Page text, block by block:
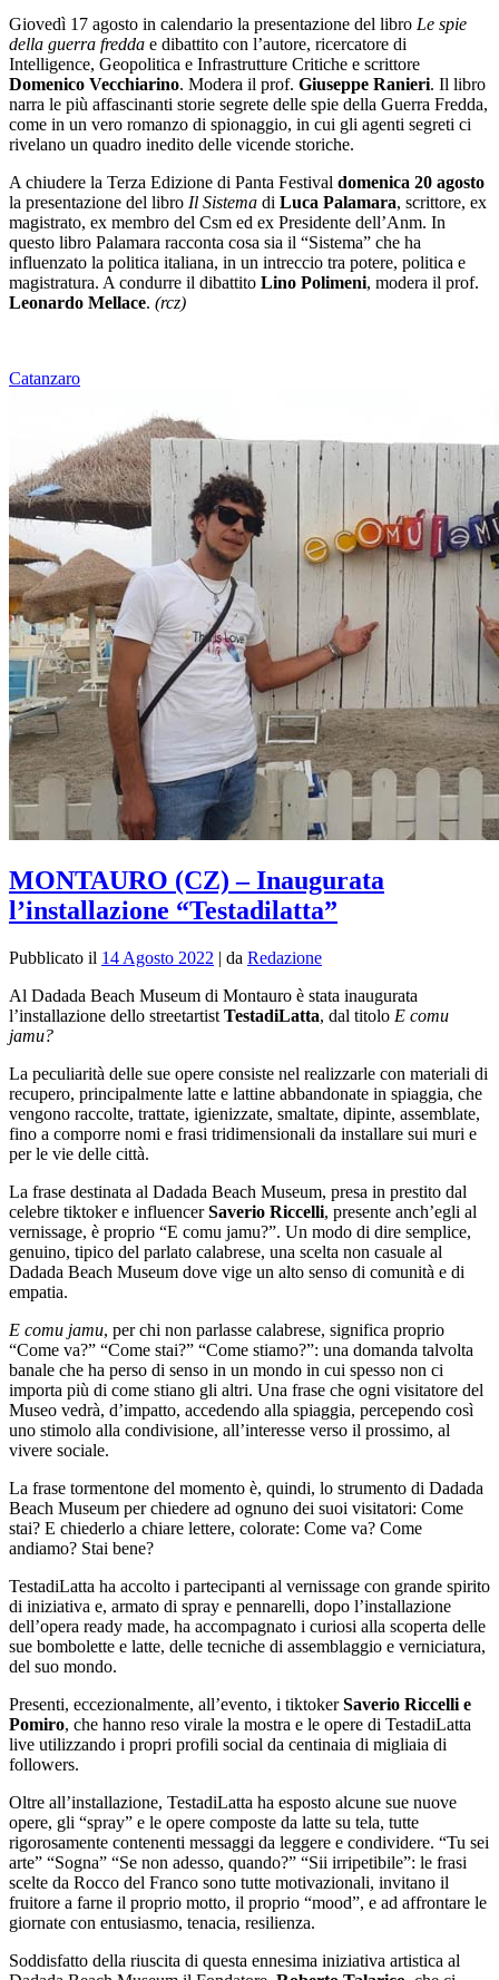
Giovedì 17 agosto in calendario la presentazione del libro Le spie
della guerra fredda e dibattito con l’autore, ricercatore di
Intelligence, Geopolitica e Infrastrutture Critiche e scrittore
Domenico Vecchiarino. Modera il prof. Giuseppe Ranieri. Il libro
narra le più affascinanti storie segrete delle spie della Guerra Fredda,
come in un vero romanzo di spionaggio, in cui gli agenti segreti ci
rivelano un quadro inedito delle vicende storiche.
A chiudere la Terza Edizione di Panta Festival domenica 20 agosto
la presentazione del libro Il Sistema di Luca Palamara, scrittore, ex
magistrato, ex membro del Csm ed ex Presidente dell’Anm. In
questo libro Palamara racconta cosa sia il “Sistema” che ha
influenzato la politica italiana, in un intreccio tra potere, politica e
magistratura. A condurre il dibattito Lino Polimeni, modera il prof.
Leonardo Mellace. (rcz)
Catanzaro
MONTAURO (CZ) – Inaugurata
l’installazione “Testadilatta”
Pubblicato il 14 Agosto 2022 | da Redazione
Al Dadada Beach Museum di Montauro è stata inaugurata
l’installazione dello streetartist TestadiLatta, dal titolo E comu
jamu?
La peculiarità delle sue opere consiste nel realizzarle con materiali di
recupero, principalmente latte e lattine abbandonate in spiaggia, che
vengono raccolte, trattate, igienizzate, smaltate, dipinte, assemblate,
fino a comporre nomi e frasi tridimensionali da installare sui muri e
per le vie delle città.
La frase destinata al Dadada Beach Museum, presa in prestito dal
celebre tiktoker e influencerSaverio Riccelli, presente anch’egli al
vernissage, è proprio “E comu jamu?”. Un modo di dire semplice,
genuino, tipico del parlato calabrese, una scelta non casuale al
Dadada Beach Museum dove vige un alto senso di comunità e di
empatia.
E comu jamu, per chi non parlasse calabrese, significa proprio
“Come va?” “Come stai?” “Come stiamo?”: una domanda talvolta
banale che ha perso di senso in un mondo in cui spesso non ci
importa più di come stiano gli altri. Una frase che ogni visitatore del
Museo vedrà, d’impatto, accedendo alla spiaggia, percependo così
uno stimolo alla condivisione, all’interesse verso il prossimo, al
vivere sociale.
La frase tormentone del momento è, quindi, lo strumento di Dadada
Beach Museum per chiedere ad ognuno dei suoi visitatori: Come
stai? E chiederlo a chiare lettere, colorate: Come va? Come
andiamo? Stai bene?
TestadiLatta ha accolto i partecipanti al vernissage con grande spirito
di iniziativa e, armato di spray e pennarelli, dopo l’installazione
dell’opera ready made, ha accompagnato i curiosi alla scoperta delle
sue bombolette e latte, delle tecniche di assemblaggio e verniciatura,
del suo mondo.
Presenti, eccezionalmente, all’evento, i tiktokerSaverio Riccelli e
Pomiro, che hanno reso virale la mostra e le opere di TestadiLatta
live utilizzando i propri profili social da centinaia di migliaia di
followers.
Oltre all’installazione, TestadiLatta ha esposto alcune sue nuove
opere, gli “spray” e le opere composte da latte su tela, tutte
rigorosamente contenenti messaggi da leggere e condividere. “Tu sei
arte” “Sogna” “Se non adesso, quando?” “Sii irripetibile”: le frasi
scelte da Rocco del Franco sono tutte motivazionali, invitano il
fruitore a farne il proprio motto, il proprio “mood”, e ad affrontare le
giornate con entusiasmo, tenacia, resilienza.
Soddisfatto della riuscita di questa ennesima iniziativa artistica al